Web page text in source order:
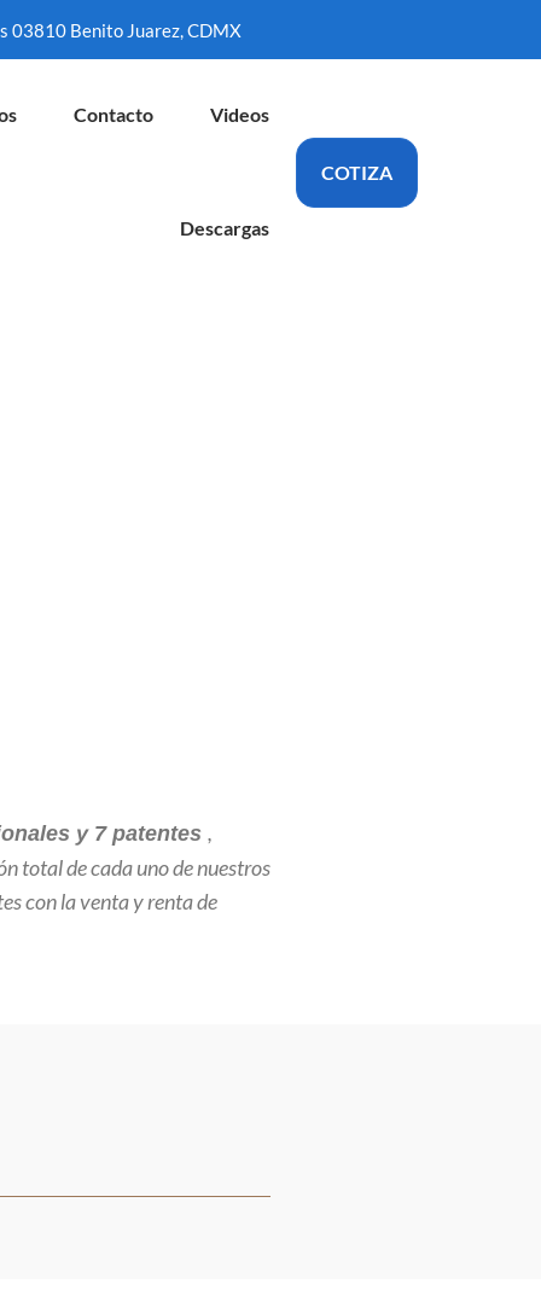
03810 Benito Juarez, CDMX
Contacto Videos
Descargas
COTIZA
y 7 patentes ,
total de cada uno de nuestros
con la venta y renta de